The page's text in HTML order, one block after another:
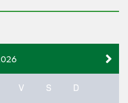
V S D